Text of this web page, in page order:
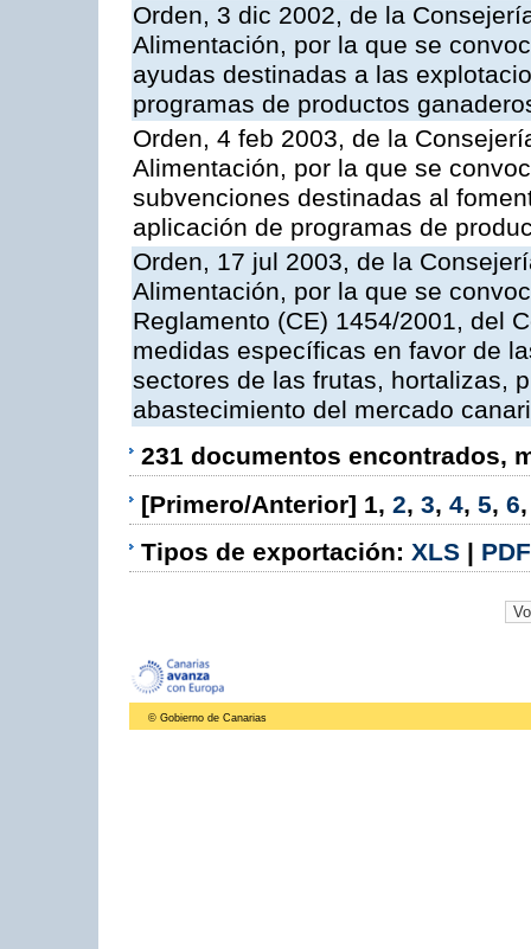
Orden, 3 dic 2002, de la
Alimentación, por la que se
ayudas destinadas a las
programas de productos
Orden, 4 feb 2003, de la
Alimentación, por la que se
subvenciones destinadas al
aplicación de programas de
Orden, 17 jul 2003, de la
Alimentación, por la que se
Reglamento (CE) 1454/2001, del
medidas específicas en favor de
sectores de las frutas, hortalizas,
abastecimiento del mercado
231 documentos encontrados,
[Primero/Anterior] 1, 2, 3, 4, 5, 6
Tipos de exportación: XLS | PDF
© Gobierno de Canarias